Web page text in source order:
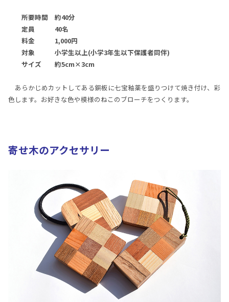
所要時間 約40分
定員 40名
料金 1,000円
対象 小学生以上(小学3年生以下保護者同伴)
サイズ 約5cm×3cm
あらかじめカットしてある銅板に七宝釉薬を盛りつけて焼き付け、彩
色します。お好きな色や模様のねこのブローチをつくります。
寄せ木のアクセサリー